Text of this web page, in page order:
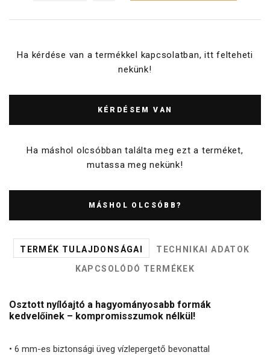
Ha kérdése van a termékkel kapcsolatban, itt felteheti
nekünk!
KÉRDÉSEM VAN
Ha máshol olcsóbban találta meg ezt a terméket,
mutassa meg nekünk!
MÁSHOL OLCSÓBB?
TERMÉK TULAJDONSÁGAI
TECHNIKAI ADATOK
KAPCSOLÓDÓ TERMÉKEK
Osztott nyílóajtó a hagyományosabb formák
kedvelőinek – kompromisszumok nélkül!
• 6 mm-es biztonsági üveg vízlepergető bevonattal